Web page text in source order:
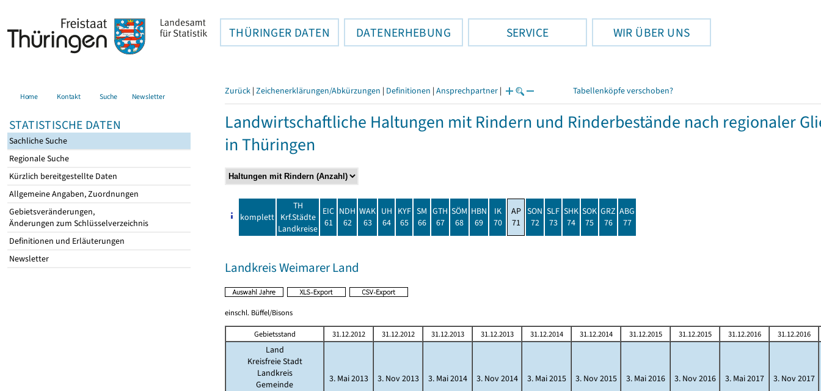
THÜRINGER DATEN DATENERHEBUNG SERVICE WIR ÜBER UNS
Home Kontakt Suche Newsletter
STATISTISCHE DATEN
Sachliche Suche
Regionale Suche
Kürzlich bereitgestellte Daten
Allgemeine Angaben, Zuordnungen
Gebietsveränderungen,
Änderungen zum Schlüsselverzeichnis
Definitionen und Erläuterungen
Newsletter
Zurück | Zeichenerklärungen/Abkürzungen | Definitionen | Ansprechpartner | Tabellenköpfe verschoben?
Landwirtschaftliche Haltungen mit Rindern und Rinderbestände nach regionaler
in Thüringen
komplett
TH
Krf.Städte
Landkreise
EIC
61
NDH
62
WAK
63
UH
64
KYF
65
SM
66
GTH
67
SÖM
68
HBN
69
IK
70
AP
71
SON
72
SLF
73
SHK
74
SOK
75
GRZ
76
ABG
77
Landkreis Weimarer Land
einschl. Büffel/Bisons
Gebietsstand 31.12.2012 31.12.2012 31.12.2013 31.12.2013 31.12.2014 31.12.2014 31.12.2015 31.12.2015 31.12.2016 31.12.2016
Land
Kreisfreie Stadt
Landkreis
Gemeinde
3. Mai 2013 3. Nov 2013 3. Mai 2014 3. Nov 2014 3. Mai 2015 3. Nov 2015 3. Mai 2016 3. Nov 2016 3. Mai 2017 3. Nov 2017